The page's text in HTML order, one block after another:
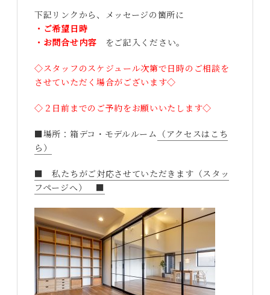
下記リンクから、メッセージの箇所に
・ご希望日時
・お問合せ内容をご記入ください。
◇スタッフのスケジュール次第で日時のご相談を
させていただく場合がございます◇
◇２日前までのご予約をお願いいたします◇
■場所：箱デコ・モデルルーム
（アクセスはこち
ら）
■ 私たちがご対応させていただきます（スタッ
フページへ） ■